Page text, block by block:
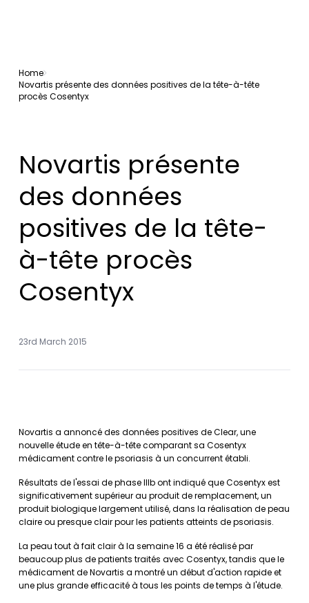
Home
Novartis présente des données positives de la tête-à-tête
procès Cosentyx
Novartis présente
des données
positives de la tête-
à-tête procès
Cosentyx
23rd March 2015
Novartis a annoncé des données positives de Clear, une
nouvelle étude en tête-à-tête comparant sa Cosentyx
médicament contre le psoriasis à un concurrent établi.
Résultats de l'essai de phase IIIb ont indiqué que Cosentyx est
significativement supérieur au produit de remplacement, un
produit biologique largement utilisé, dans la réalisation de peau
claire ou presque clair pour les patients atteints de psoriasis.
La peau tout à fait clair à la semaine 16 a été réalisé par
beaucoup plus de patients traités avec Cosentyx, tandis que le
médicament de Novartis a montré un début d'action rapide et
une plus grande efficacité à tous les points de temps à l'étude.